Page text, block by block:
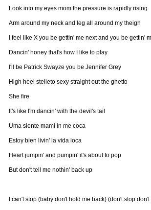
Look into my eyes mom the pressure is rapidly rising
Arm around my neck and leg all around my theigh
I feel like X you be gettin' me next and you be gettin'
Dancin' honey that's how I like to play
I'll be Patrick Swayze you be Jennifer Grey
High heel stelleto sexy straight out the ghetto
She fire
It's like I'm dancin' with the devil's tail
Uma siente mami in me coca
Estoy bien livin' la vida loca
Heart jumpin' and pumpin' it's about to pop
But don't tell me nothin' back up
I can't stop (baby don't hold me back) (don't stop don't